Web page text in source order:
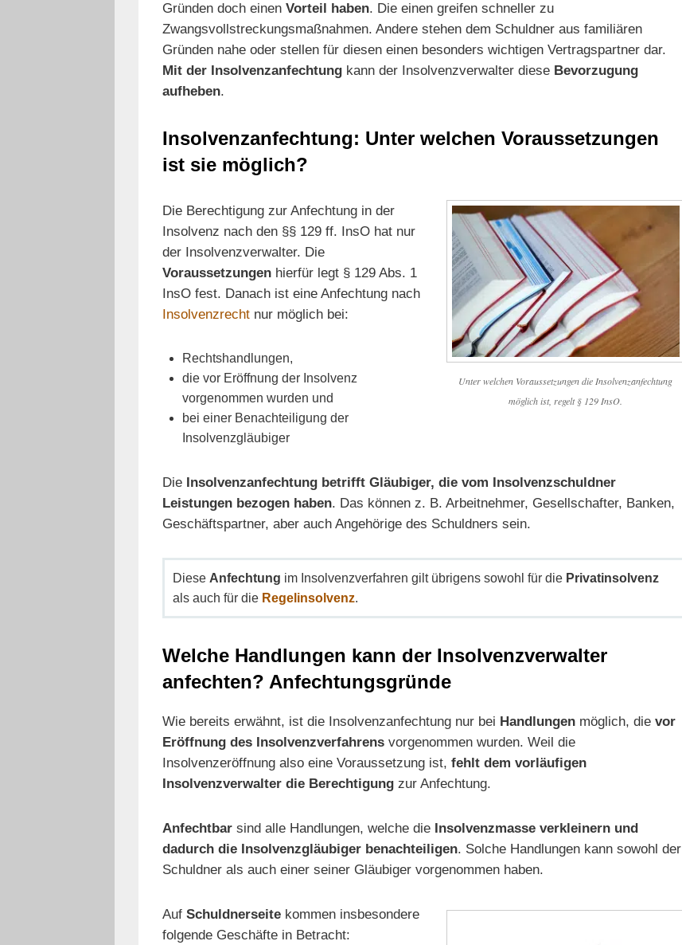
Gründen doch einen Vorteil haben. Die einen greifen schneller zu
Zwangsvollstreckungsmaßnahmen. Andere stehen dem Schuldner aus familiären
Gründen nahe oder stellen für diesen einen besonders wichtigen Vertragspartner dar.
Mit der Insolvenzanfechtungkann der Insolvenzverwalter diese Bevorzugung
aufheben.
Insolvenzanfechtung: Unter welchen Voraussetzungen
ist sie möglich?
Unter welchen Voraussetzungen die Insolvenzanfechtung
möglich ist, regelt § 129 InsO.
Die Berechtigung zur Anfechtung in der
Insolvenz nach den §§ 129 ff. InsO hat nur
der Insolvenzverwalter. Die
Voraussetzungenhierfür legt § 129 Abs. 1
InsO fest. Danach ist eine Anfechtung nach
Insolvenzrechtnur möglich bei:
Rechtshandlungen,
die vor Eröffnung der Insolvenz
vorgenommen wurden und
bei einer Benachteiligung der
Insolvenzgläubiger
Die Insolvenzanfechtung betrifft Gläubiger, die vom Insolvenzschuldner
Leistungen bezogen haben. Das können z. B. Arbeitnehmer, Gesellschafter, Banken,
Geschäftspartner, aber auch Angehörige des Schuldners sein.
Diese Anfechtung im Insolvenzverfahren gilt übrigens sowohl für die Privatinsolvenz
als auch für die Regelinsolvenz.
Welche Handlungen kann der Insolvenzverwalter
anfechten? Anfechtungsgründe
Wie bereits erwähnt, ist die Insolvenzanfechtung nur bei Handlungenmöglich, die vor
Eröffnung des Insolvenzverfahrensvorgenommen wurden. Weil die
Insolvenzeröffnung also eine Voraussetzung ist, fehlt dem vorläufigen
Insolvenzverwalter die Berechtigungzur Anfechtung.
Anfechtbarsind alle Handlungen, welche die Insolvenzmasse verkleinern und
dadurch die Insolvenzgläubiger benachteiligen. Solche Handlungen kann sowohl der
Schuldner als auch einer seiner Gläubiger vorgenommen haben.
Auf Schuldnerseitekommen insbesondere
folgende Geschäfte in Betracht: